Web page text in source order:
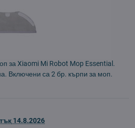
за Xiaomi Mi Robot Mop Essential.
Включени са 2 бр. кърпи за моп.
14.8.2026